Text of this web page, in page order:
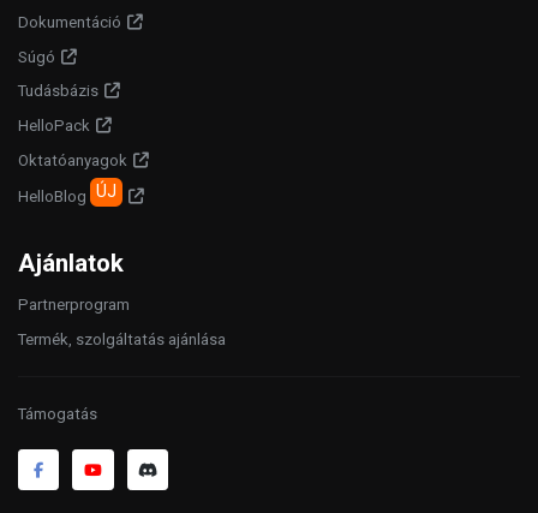
Dokumentáció
Súgó
Tudásbázis
HelloPack
Oktatóanyagok
HelloBlog ÚJ
Ajánlatok
Partnerprogram
Termék, szolgáltatás ajánlása
Támogatás